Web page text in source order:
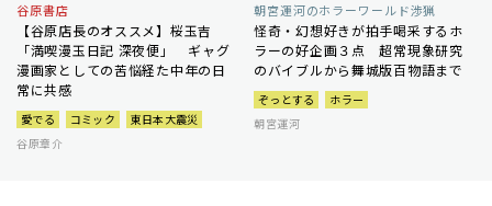
谷原書店
【谷原店長のオススメ】桜玉吉
「満喫漫玉日記 深夜便」 ギャグ
漫画家としての苦悩経た中年の日
常に共感
愛でる コミック
東日本大震災
谷原章介
朝宮運河のホラーワールド渉猟
怪奇・幻想好きが拍手喝采するホ
ラーの好企画３点 超常現象研究
のバイブルから舞城版百物語まで
ぞっとする
ホラー
朝宮運河